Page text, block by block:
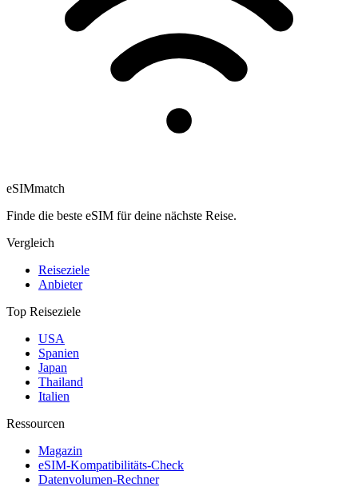
eSIMmatch
Finde die beste eSIM für deine nächste Reise.
Vergleich
Reiseziele
Anbieter
Top Reiseziele
USA
Spanien
Japan
Thailand
Italien
Ressourcen
Magazin
eSIM-Kompatibilitäts-Check
Datenvolumen-Rechner